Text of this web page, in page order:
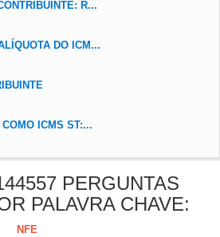
R...
DO ICM...
ICMS ST:...
PERGUNTAS
PALAVRA CHAVE:
NFE